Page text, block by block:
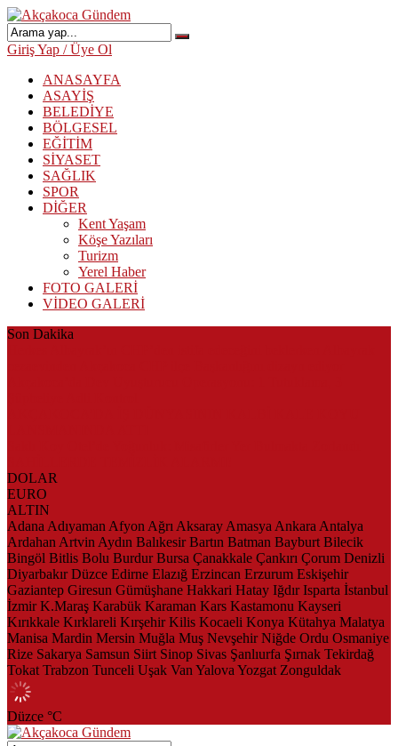
Giriş Yap / Üye Ol
ANASAYFA
ASAYİŞ
BELEDİYE
BÖLGESEL
EĞİTİM
SİYASET
SAĞLIK
SPOR
DİĞER
Kent Yaşam
Köşe Yazıları
Turizm
Yerel Haber
FOTO GALERİ
VİDEO GALERİ
Son Dakika
DOLAR
EURO
ALTIN
Adana Adıyaman Afyon Ağrı Aksaray Amasya Ankara Antalya
Ardahan Artvin Aydın Balıkesir Bartın Batman Bayburt Bilecik
Bingöl Bitlis Bolu Burdur Bursa Çanakkale Çankırı Çorum Denizli
Diyarbakır Düzce Edirne Elazığ Erzincan Erzurum Eskişehir
Gaziantep Giresun Gümüşhane Hakkari Hatay Iğdır Isparta İstanbul
İzmir K.Maraş Karabük Karaman Kars Kastamonu Kayseri
Kırıkkale Kırklareli Kırşehir Kilis Kocaeli Konya Kütahya Malatya
Manisa Mardin Mersin Muğla Muş Nevşehir Niğde Ordu Osmaniye
Rize Sakarya Samsun Siirt Sinop Sivas Şanlıurfa Şırnak Tekirdağ
Tokat Trabzon Tunceli Uşak Van Yalova Yozgat Zonguldak
Düzce °C